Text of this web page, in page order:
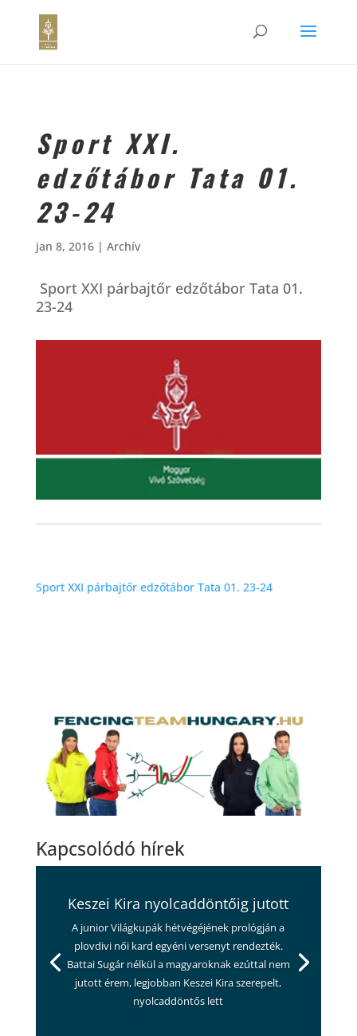
Sport XXI.
edzőtábor Tata 01.
23-24
jan 8, 2016| Archív
Sport XXI párbajtőr edzőtábor Tata 01.
23-24
Sport XXI párbajtőr edzőtábor Tata 01. 23-24
Kapcsolódó hírek
Keszei Kira nyolcaddöntőig jutott
A junior Világkupák hétvégéjének prológján a
plovdivi női kard egyéni versenyt rendezték.
Battai Sugár nélkül a magyaroknak ezúttal nem
jutott érem, legjobban Keszei Kira szerepelt,
nyolcaddöntős lett